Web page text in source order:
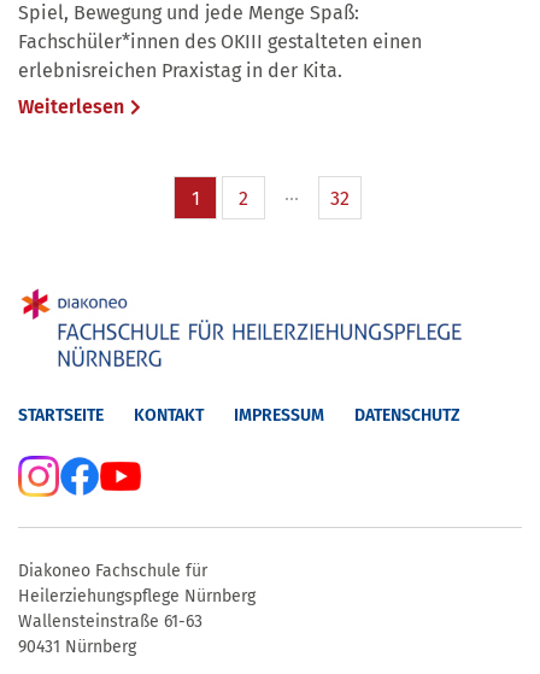
Spiel, Bewegung und jede Menge Spaß:
Fachschüler*innen des OKIII gestalteten einen
erlebnisreichen Praxistag in der Kita.
Weiterlesen
1 2 32
STARTSEITE KONTAKT IMPRESSUM DATENSCHUTZ
Diakoneo Fachschule für
Heilerziehungspflege Nürnberg
Wallensteinstraße 61-63
90431 Nürnberg